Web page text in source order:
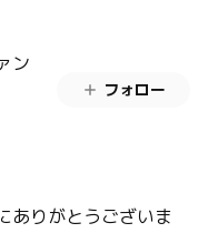
ン
フォロー
ありがとうございま